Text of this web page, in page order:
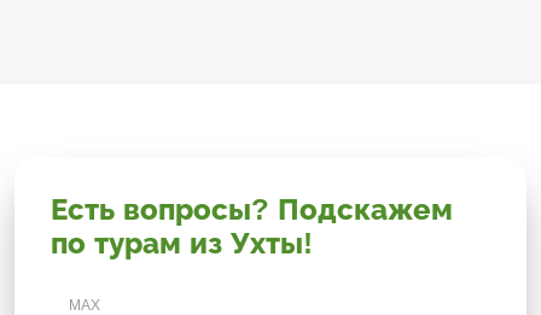
Есть вопросы? Подскажем
по турам из Ухты!
MAX